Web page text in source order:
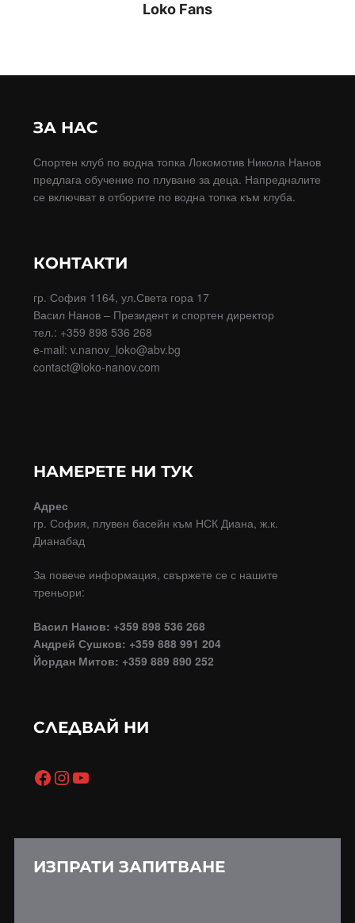
Loko Fans
ЗА НАС
Спортен клуб по водна топка Локомотив Никола Нанов
предлага обучение по плуване за деца. Напредналите
се включват в отборите по водна топка към клуба.
КОНТАКТИ
гр. София 1164, ул.Света гора 17
Васил Нанов – Президент и спортен директор
тел.: +359 898 536 268
e-mail: v.nanov_loko@abv.bg
contact@loko-nanov.com
НАМЕРЕТЕ НИ ТУК
Адрес
гр. София, плувен басейн към НСК Диана, ж.к.
Дианабад
За повече информация, свържете се с нашите
треньори:
Васил Нанов: +359 898 536 268
Андрей Сушков: +359 888 991 204
Йордан Митов: +359 889 890 252
СЛЕДВАЙ НИ
ИЗПРАТИ ЗАПИТВАНЕ